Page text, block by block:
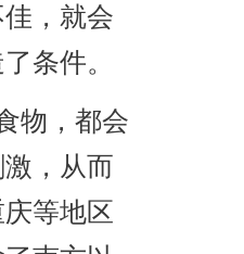
，就会
条件。
物，都会
，从而
等地区